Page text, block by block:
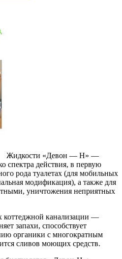
Жидкости «Девон — Н» —
спектра действия, в первую
рода туалетах (для мобильных
модификация), а также для
уничтожения неприятных
коттеджной канализации —
запахи, способствует
органики с многократным
сливов моющих средств.